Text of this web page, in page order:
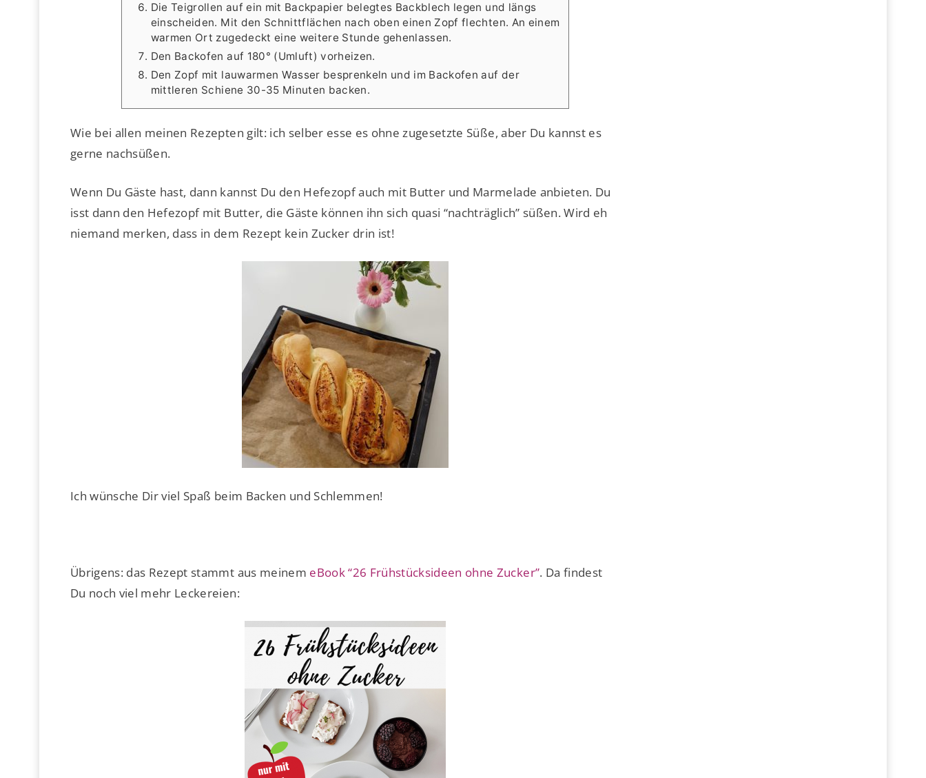
Die Teigrollen auf ein mit Backpapier belegtes Backblech legen und längs
einscheiden. Mit den Schnittflächen nach oben einen Zopf flechten. An einem
warmen Ort zugedeckt eine weitere Stunde gehenlassen.
Den Backofen auf 180° (Umluft) vorheizen.
Den Zopf mit lauwarmen Wasser besprenkeln und im Backofen auf der
mittleren Schiene 30-35 Minuten backen.
Wie bei allen meinen Rezepten gilt: ich selber esse es ohne zugesetzte Süße, aber Du kannst es
gerne nachsüßen.
Wenn Du Gäste hast, dann kannst Du den Hefezopf auch mit Butter und Marmelade anbieten. Du
isst dann den Hefezopf mit Butter, die Gäste können ihn sich quasi “nachträglich” süßen. Wird eh
niemand merken, dass in dem Rezept kein Zucker drin ist!
Ich wünsche Dir viel Spaß beim Backen und Schlemmen!
Übrigens: das Rezept stammt aus meinem eBook “26 Frühstücksideen ohne Zucker”. Da findest
Du noch viel mehr Leckereien: